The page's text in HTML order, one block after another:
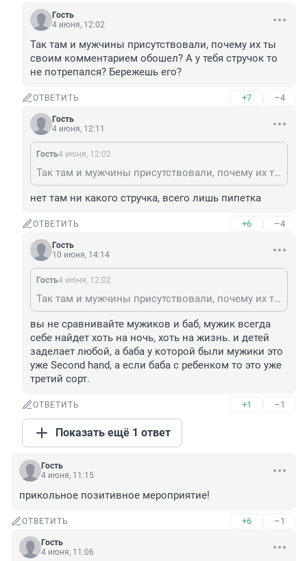
Гость
4 июня, 12:02
Так там и мужчины присутствовали, почему их ты
своим комментарием обошел? А у тебя стручок то
не потрепался? Бережешь его?
ОТВЕТИТЬ +7 –4
Гость
4 июня, 12:11
Гость4 июня, 12:02
Так там и мужчины присутствовали, почему их ты своим комментарием обошел? А у тебя стручок то не потрепался? Бережешь его?
нет там ни какого стручка, всего лишь пипетка
ОТВЕТИТЬ +6 –4
Гость
10 июня, 14:14
Гость4 июня, 12:02
Так там и мужчины присутствовали, почему их ты своим комментарием обошел? А у тебя стручок то не потрепался? Бережешь его?
вы не сравнивайте мужиков и баб, мужик всегда
себе найдет хоть на ночь, хоть на жизнь. и детей
заделает любой, а баба у которой были мужики это
уже Second hand, а если баба с ребенком то это уже
третий сорт.
ОТВЕТИТЬ +1 –1
Показать ещё 1 ответ
Гость
4 июня, 11:15
прикольное позитивное мероприятие!
ОТВЕТИТЬ +6 –1
Гость
4 июня, 11:06